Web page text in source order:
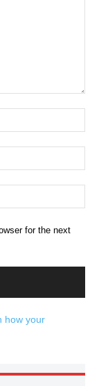
for the next
how your